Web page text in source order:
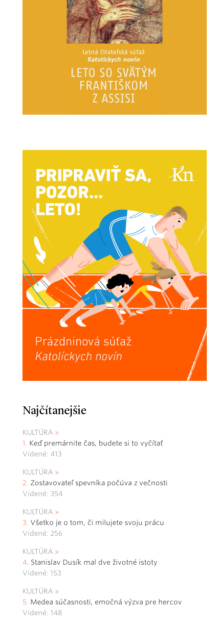
Najčítanejšie
KULTÚRA
Keď premárnite čas, budete si to vyčítať
Videné: 413
KULTÚRA
Zostavovateľ spevníka počúva z večnosti
Videné: 354
KULTÚRA
Všetko je o tom, či milujete svoju prácu
Videné: 256
KULTÚRA
Stanislav Dusík mal dve životné istoty
Videné: 153
KULTÚRA
Medea súčasnosti, emočná výzva pre hercov
Videné: 148